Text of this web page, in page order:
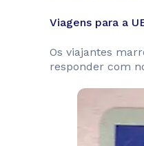
Viagens para a
Os viajantes
responder com